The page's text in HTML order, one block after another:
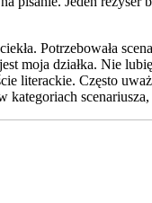
Potrzebowała
moja działka. Nie
literackie. Często